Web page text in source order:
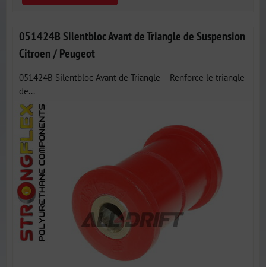
051424B Silentbloc Avant de Triangle de Suspension
Citroen / Peugeot
051424B Silentbloc Avant de Triangle – Renforce le triangle
de...